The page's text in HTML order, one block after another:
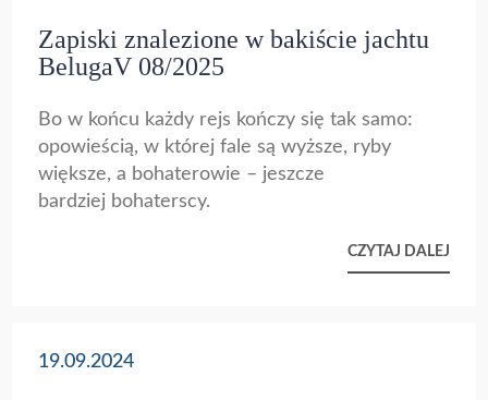
unikalna fauna zapierały dech w piersiach. W
Nazare podziwialiśmy wystawę o rekordowych
ośmiornicą w roli głównej. Każdy dzień był
pełen nowych doświadczeń, widoków i
morskiej przygody, zakończonej powrotem do
Cascais. Rejs *SY BelugaV* to podróż, która
Zapiski znalezione w bakiście jachtu
BelugaV 08/2025
Bo w końcu każdy rejs kończy się tak samo:
opowieścią, w której fale są wyższe, ryby
większe, a bohaterowie – jeszcze
bardziej bohaterscy.
CZYTAJ DALEJ
19.09.2024